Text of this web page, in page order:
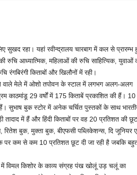
सुखद रहा। यहां रवीन्द्रालय चारबाग में कल से प्रारम्भ
रुचि आध्यात्मिक, महिलाओं की रुचि साहित्यिक, युवाओं
किताबों और खिलौनों में रही।
वाले मेले में ओशो तपोवन के स्टाल में लगभग अलग-अलग
काठमांडू 29 वर्षों में 175 किताबें प्रकाशित की हैं। 10
सुभाष बुक स्टोर में अनेक चर्चित पुस्तकों के साथ
तादाद में हैं और हिंदी किताबों पर वह 20 प्रतिशत की
बुक, मुक्ता बुक, बीएफसी पब्लिकेशन्स, दि जूनियर
पर कम से कम 10 प्रतिशत छूट दी जा रही है जबकि
विमल किशोर के काव्य संग्रह पंख खोलूं उड़ चलूं का